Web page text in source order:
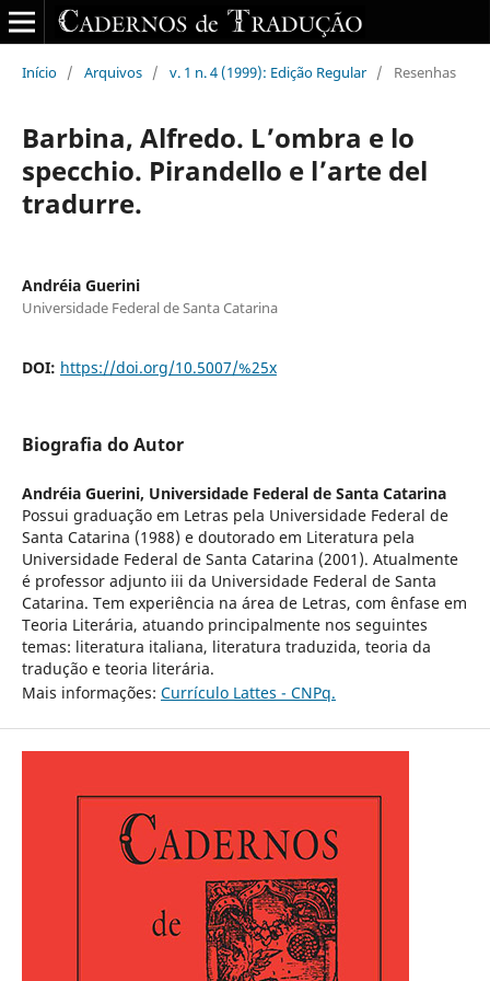
Início / Arquivos / v. 1 n. 4 (1999): Edição Regular / Resenhas
Barbina, Alfredo. L’ombra e lo
specchio. Pirandello e l’arte del
tradurre.
Andréia Guerini
Universidade Federal de Santa Catarina
DOI: https://doi.org/10.5007/%25x
Biografia do Autor
Andréia Guerini, Universidade Federal de Santa Catarina
Possui graduação em Letras pela Universidade Federal de
Santa Catarina (1988) e doutorado em Literatura pela
Universidade Federal de Santa Catarina (2001). Atualmente
é professor adjunto iii da Universidade Federal de Santa
Catarina. Tem experiência na área de Letras, com ênfase em
Teoria Literária, atuando principalmente nos seguintes
temas: literatura italiana, literatura traduzida, teoria da
tradução e teoria literária.
Mais informações: Currículo Lattes - CNPq.